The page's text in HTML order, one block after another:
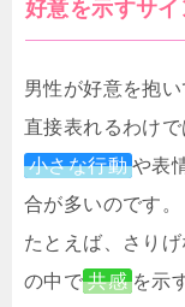
好意を示すサ
男性が好意を抱
直接表れるわけで
小さな行動 や表
合が多いのです。
たとえば、さり
の中で 共感 を示